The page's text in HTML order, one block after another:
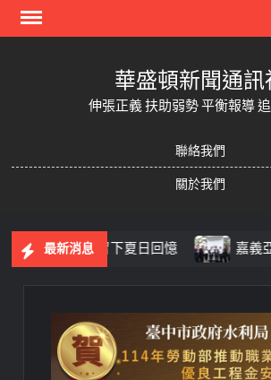
Skip
華盛頓新聞通
伸張正義 扶助弱勢 平衡報導
聯絡我們
關於我們
最新消息
聽音樂留下夏日回憶 嘉義亞創無